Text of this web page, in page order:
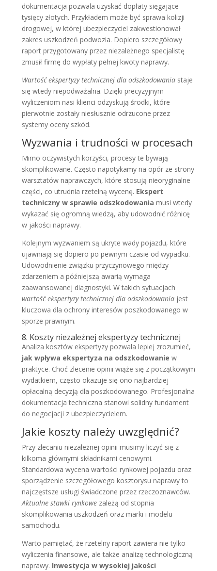
dokumentacja pozwala uzyskać dopłaty sięgające
tysięcy złotych. Przykładem może być sprawa kolizji
drogowej, w której ubezpieczyciel zakwestionował
zakres uszkodzeń podwozia. Dopiero szczegółowy
raport przygotowany przez niezależnego specjalistę
zmusił firmę do wypłaty pełnej kwoty naprawy.
Wartość ekspertyzy technicznej dla odszkodowaniastaje
się wtedy niepodważalna. Dzięki precyzyjnym
wyliczeniom nasi klienci odzyskują środki, które
pierwotnie zostały niesłusznie odrzucone przez
systemy oceny szkód.
Wyzwania i trudności w procesach
Mimo oczywistych korzyści, procesy te bywają
skomplikowane. Często napotykamy na opór ze strony
warsztatów naprawczych, które stosują nieoryginalne
części, co utrudnia rzetelną wycenę. Ekspert
techniczny w sprawie odszkodowania musi wtedy
wykazać się ogromną wiedzą, aby udowodnić różnicę
w jakości naprawy.
Kolejnym wyzwaniem są ukryte wady pojazdu, które
ujawniają się dopiero po pewnym czasie od wypadku.
Udowodnienie związku przyczynowego między
zdarzeniem a późniejszą awarią wymaga
zaawansowanej diagnostyki. W takich sytuacjach
wartość ekspertyzy technicznej dla odszkodowaniajest
kluczowa dla ochrony interesów poszkodowanego w
sporze prawnym.
8. Koszty niezależnej ekspertyzy technicznej
Analiza kosztów ekspertyzy pozwala lepiej zrozumieć,
jak wpływa ekspertyza na odszkodowanie w
praktyce. Choć zlecenie opinii wiąże się z początkowym
wydatkiem, często okazuje się ono najbardziej
opłacalną decyzją dla poszkodowanego. Profesjonalna
dokumentacja techniczna stanowi solidny fundament
do negocjacji z ubezpieczycielem.
Jakie koszty należy uwzględnić?
Przy zlecaniu niezależnej opinii musimy liczyć się z
kilkoma głównymi składnikami cenowymi.
Standardowa wycena wartości rynkowej pojazdu oraz
sporządzenie szczegółowego kosztorysu naprawy to
najczęstsze usługi świadczone przez rzeczoznawców.
Aktualne stawki rynkowezależą od stopnia
skomplikowania uszkodzeń oraz marki i modelu
samochodu.
Warto pamiętać, że rzetelny raport zawiera nie tylko
wyliczenia finansowe, ale także analizę technologiczną
naprawy. Inwestycja w wysokiej jakości